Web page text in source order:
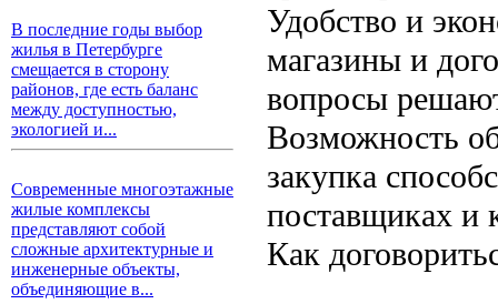
В последние годы выбор
жилья в Петербурге
смещается в сторону
районов, где есть баланс
между доступностью,
экологией и...
Современные многоэтажные
жилые комплексы
представляют собой
сложные архитектурные и
инженерные объекты,
объединяющие в...
Удобство и
магазины и
вопросы
Возможность
закупка
поставщиках и
Как